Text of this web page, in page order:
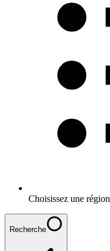
Choisissez une région
Recherche